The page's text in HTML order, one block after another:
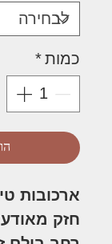
כמות*
ארכובות
חזק